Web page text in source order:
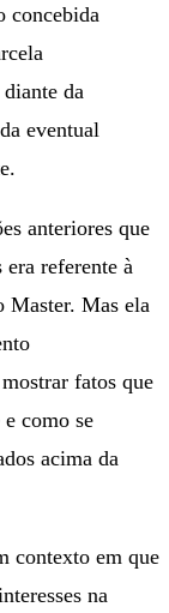
concebida
da
eventual
anteriores que
referente à
Master. Mas ela
fatos que
como se
acima da
contexto em que
na